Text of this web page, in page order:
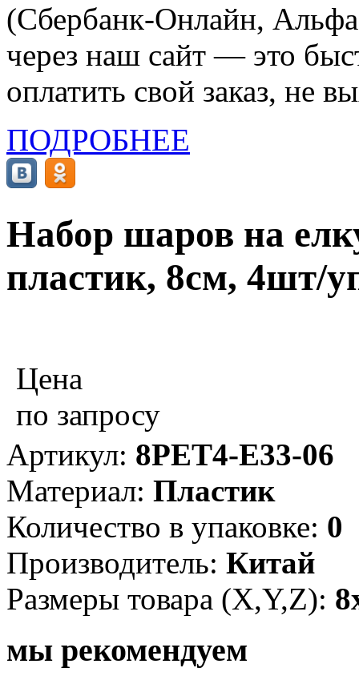
(Сбербанк-Онлайн,
через наш сайт — это
оплатить свой заказ, не
ПОДРОБНЕЕ
Набор шаров на
пластик, 8см, 4шт/
Цена
по запросу
Артикул: 8PET4-E33-06
Материал: Пластик
Количество в упаковке: 0
Производитель: Китай
Размеры товара (X,Y,Z):
мы рекомендуем